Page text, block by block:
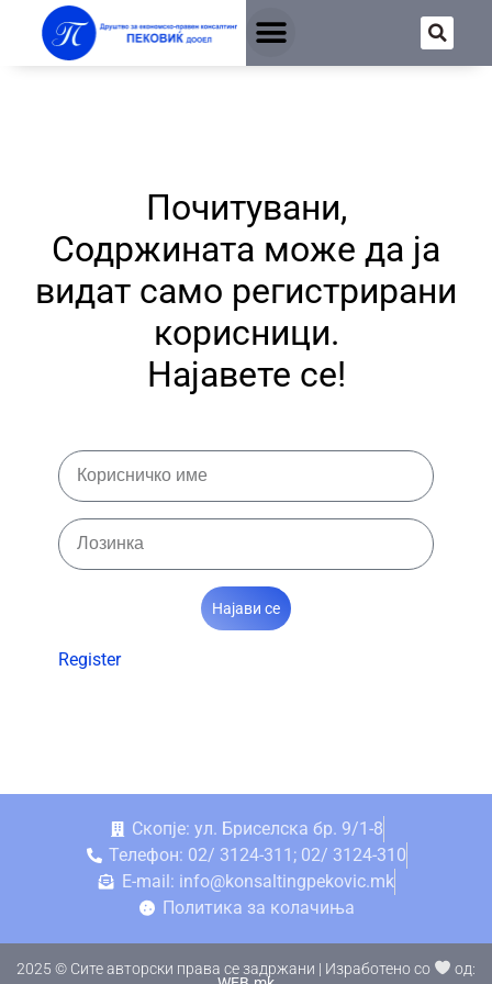
Почитувани,
Содржината може да ја
видат само регистрирани
корисници.
Најавете се!
Најави се
Register
Скопје: ул. Бриселска бр. 9/1-8
Телефон: 02/ 3124-311; 02/ 3124-310
E-mail: info@konsaltingpekovic.mk
Политика за колачиња
2025 © Сите авторски права се задржани | Изработено со
од: